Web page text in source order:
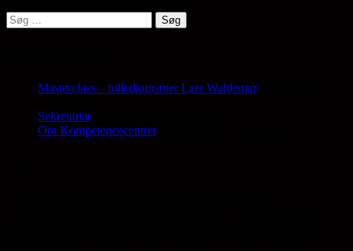
Søg
efter:
Masterclass – billedkunstner Lars WaldemarOpdateret d. 6.
Sekretariat
Om Kompetencecentret